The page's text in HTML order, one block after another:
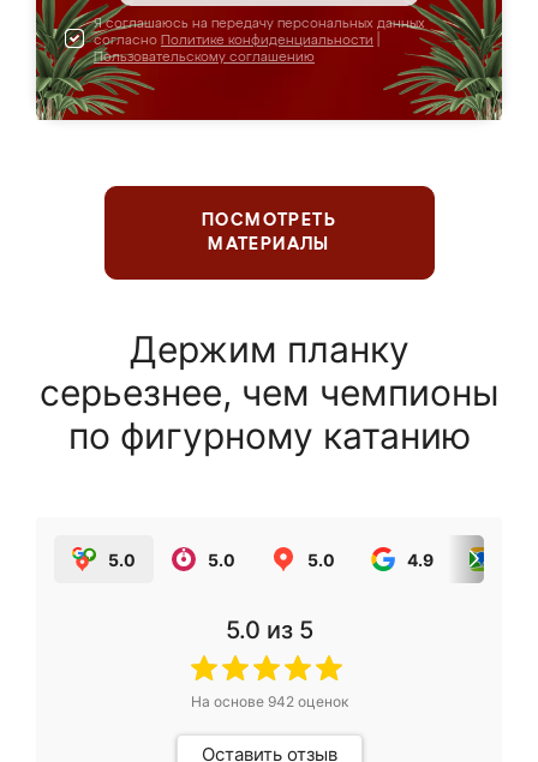
Я соглашаюсь на передачу персональных данных
согласно Политике конфиденциальности
Пользовательскому соглашению
ПОСМОТРЕТЬ
МАТЕРИАЛЫ
Держим планку
серьезнее, чем чемпионы
по фигурному катанию
5.0 5.0 5.0 4.9
5.0 из 5
На основе 942оценок
Оставить отзыв